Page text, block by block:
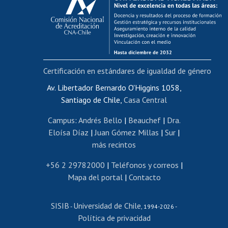
Postulación al AUCAI
Funcionarias/os
Cursos internos de capacitación
Bienestar del personal
Portal de movilidad interna
Certificado de renta
Certificado de renta honorarios
Editar páginas blancas
Extranjeras/os
Revalidación y reconocimiento de títulos
Postulación al Programa de Movilidad Estudiantil
Cursos de español
Av. Libertador Bernardo O'Higgins 1058,
Santiago de Chile, Casa Central
Campus: Andrés Bello | Beauchef| Dra.
Eloísa Díaz |Juan Gómez Millas | Sur |
más recintos
+56 2 29782000 | Teléfonos y correos |
Mapa del portal| Contacto
SISIB - Universidad de Chile, 1994-2026 -
Política de privacidad
Certificación en estándares de igualdad de género